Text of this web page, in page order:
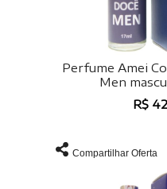
Perfume Amei
Men
R$
Compartilhar Oferta